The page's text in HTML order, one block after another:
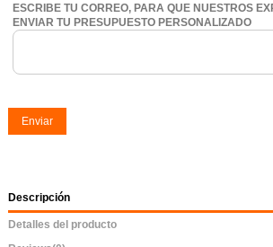
ESCRIBE TU CORREO, PARA QUE NUESTROS
ENVIAR TU PRESUPUESTO PERSONALIZADO
Enviar
Descripción
Detalles del producto